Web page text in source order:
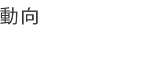
員求人で
見つける具体策
向